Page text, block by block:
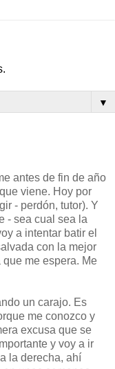
▼
antes de fin de año
viene. Hoy por
- perdón, tutor). Y
- sea cual sea la
a intentar batir el
con la mejor
me espera. Me
un carajo. Es
me conozco y
excusa que se
y voy a ir
la derecha, ahí